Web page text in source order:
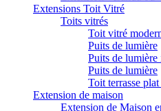
Extensions Toit Vitré
Toits vitrés
Toit vitré
Puits de lumière
Puits de lumière
Puits de lumière
Toit terrasse
Extension de maison
Extension de Maison